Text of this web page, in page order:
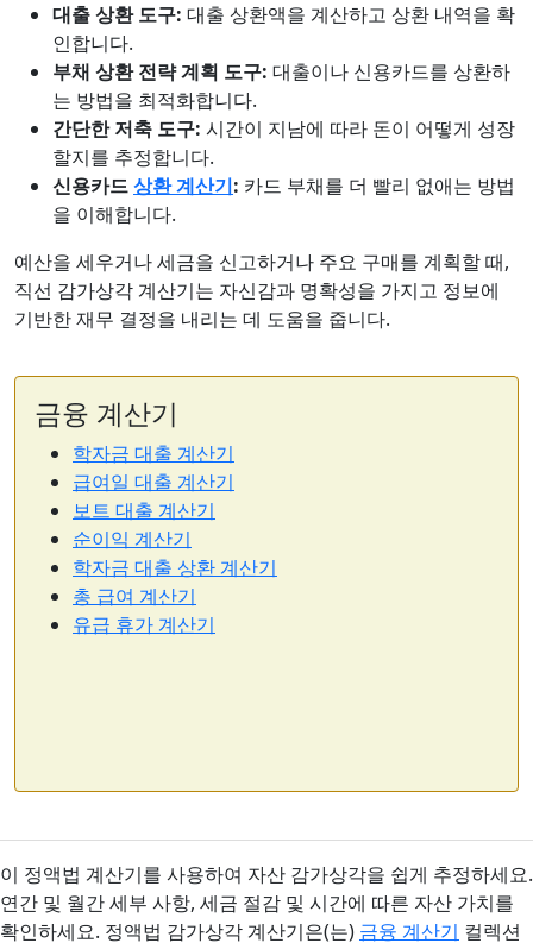
대출 상환 도구: 대출 상환액을 계산하고 상환 내역을 확
인합니다.
부채 상환 전략 계획 도구: 대출이나 신용카드를 상환하
는 방법을 최적화합니다.
간단한 저축 도구: 시간이 지남에 따라 돈이 어떻게 성장
할지를 추정합니다.
신용카드상환 계산기: 카드 부채를 더 빨리 없애는 방법
을 이해합니다.
예산을 세우거나 세금을 신고하거나 주요 구매를 계획할 때,
직선 감가상각 계산기는 자신감과 명확성을 가지고 정보에
기반한 재무 결정을 내리는 데 도움을 줍니다.
금융 계산기
학자금 대출 계산기
급여일 대출 계산기
보트 대출 계산기
순이익 계산기
학자금 대출 상환 계산기
총 급여 계산기
유급 휴가 계산기
이 정액법 계산기를 사용하여 자산 감가상각을 쉽게 추정하세요.
연간 및 월간 세부 사항, 세금 절감 및 시간에 따른 자산 가치를
확인하세요. 정액법 감가상각 계산기은(는) 금융 계산기 컬렉션